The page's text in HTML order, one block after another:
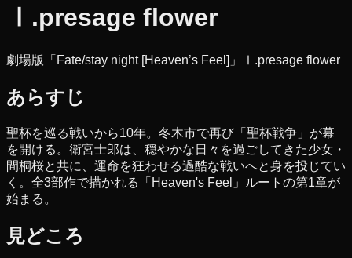
Ⅰ.presage flower
劇場版「Fate/stay night [Heaven’s Feel]」Ⅰ.presage flower
あらすじ
聖杯を巡る戦いから10年。冬木市で再び「聖杯戦争」が幕
を開ける。衛宮士郎は、穏やかな日々を過ごしてきた少女・
間桐桜と共に、運命を狂わせる過酷な戦いへと身を投じてい
く。全3部作で描かれる「Heaven's Feel」ルートの第1章が
始まる。
見どころ